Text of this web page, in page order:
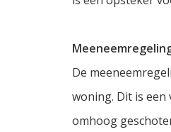
De
woning. Dit is
omhoog